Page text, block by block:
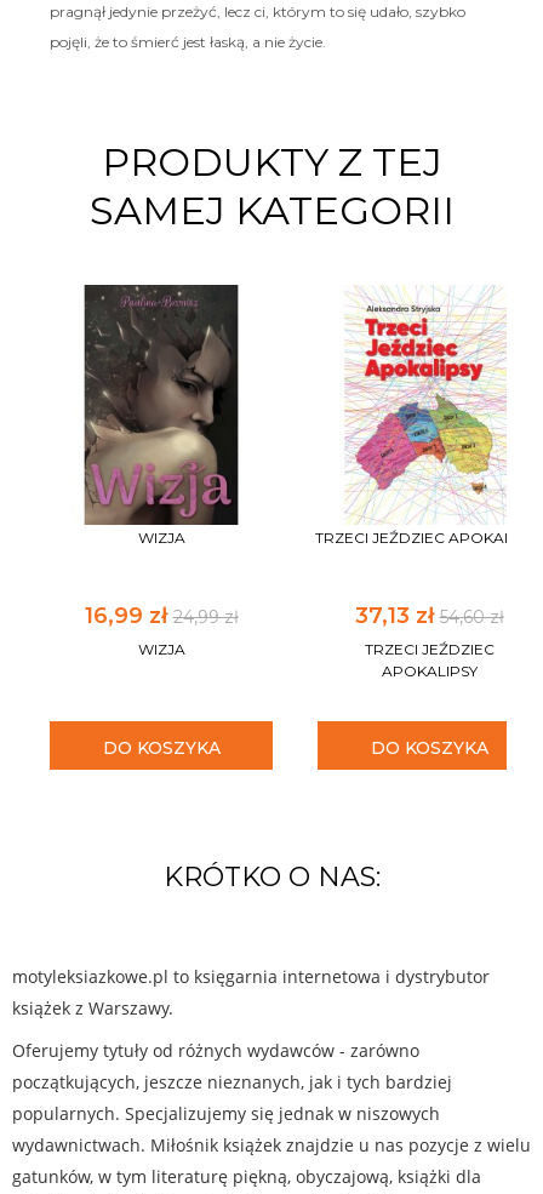
pragnął jedynie przeżyć, lecz ci, którym to się udało, szybko
pojęli, że to śmierć jest łaską, a nie życie.
PRODUKTY Z TEJ
SAMEJ KATEGORII
WIZJA
16,99 zł24,99 zł
WIZJA
DO KOSZYKA
TRZECI JEŹDZIEC APOKALIPSY
37,13 zł54,60 zł
TRZECI JEŹDZIEC
APOKALIPSY
DO KOSZYKA
KRÓTKO O NAS:
motyleksiazkowe.pl to księgarnia internetowa i dystrybutor
książek z Warszawy.
Oferujemy tytuły od różnych wydawców - zarówno
początkujących, jeszcze nieznanych, jak i tych bardziej
popularnych. Specjalizujemy się jednak w niszowych
wydawnictwach. Miłośnik książek znajdzie u nas pozycje z wielu
gatunków, w tym literaturę piękną, obyczajową, książki dla